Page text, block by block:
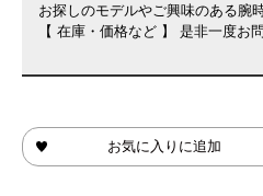
お探しのモデルやご興味のある腕
【 在庫・価格など 】 是非一度お
お気に入りに追加